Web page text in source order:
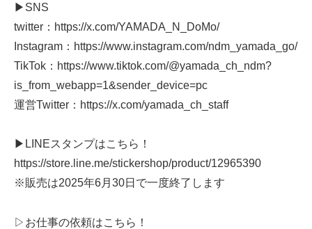
▶SNS
twitter：https://x.com/YAMADA_N_DoMo/
Instagram：https://www.instagram.com/ndm_yamada_go/
TikTok：https://www.tiktok.com/@yamada_ch_ndm?
is_from_webapp=1&sender_device=pc
運営Twitter：https://x.com/yamada_ch_staff
▶LINEスタンプはこちら！
https://store.line.me/stickershop/product/12965390
※販売は2025年6月30日で一度終了します
▷お仕事の依頼はこちら！